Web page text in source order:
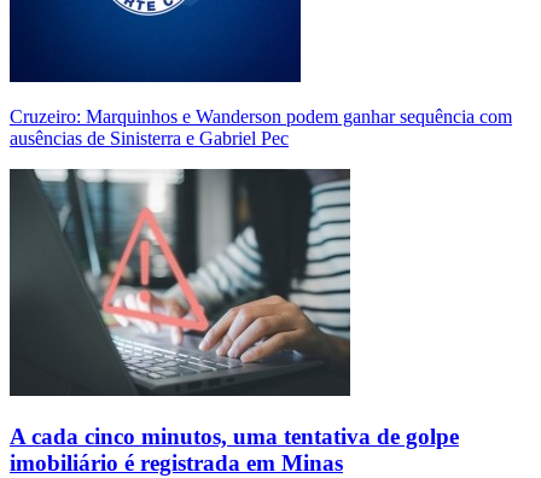
Cruzeiro: Marquinhos e Wanderson podem ganhar sequência com
ausências de Sinisterra e Gabriel Pec
A cada cinco minutos, uma tentativa de golpe
imobiliário é registrada em Minas